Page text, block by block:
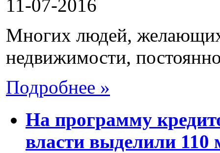
11-07-2016
Многих людей, желающих
недвижимости,
Подробнее »
На программу
власти выделили 110